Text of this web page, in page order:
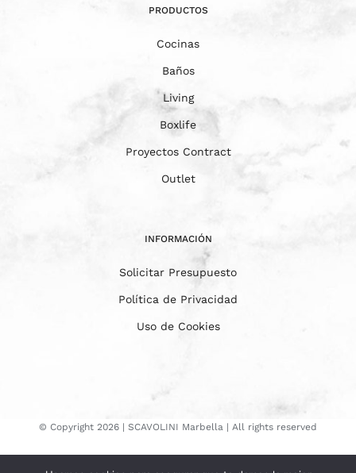
PRODUCTOS
Cocinas
Baños
Living
Boxlife
Proyectos Contract
Outlet
INFORMACIÓN
Solicitar Presupuesto
Política de Privacidad
Uso de Cookies
© Copyright 2026 | SCAVOLINI Marbella | All rights reserved
YouTubeFacebook